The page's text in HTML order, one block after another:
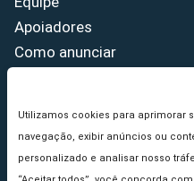
Utilizamos cookies para aprimorar
navegação, exibir anúncios ou
personalizado e analisar nosso
Apoiadores
Como anunciar
Princípios Editoriais